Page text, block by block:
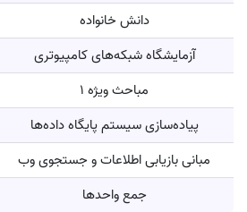
دانش خانواده
آزمایشگاه شبکه‌های کامپیوتری
مباحث ویژه 1
پیاده‌سازی سیستم پایگاه داده‌ها
مبانی بازیابی اطلاعات و جستجوی وب
جمع واحد‌ها